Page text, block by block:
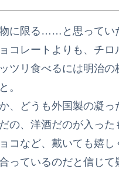
に限る……と思ってい
コレートよりも、チ
ツリ食べるには明治
。
、どうも外国製の凝
の、洋酒だのが入っ
コなど、戴いても嬉
っているのだと信じ